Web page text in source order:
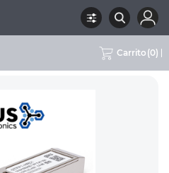
Carrito (0)
CYGNUS